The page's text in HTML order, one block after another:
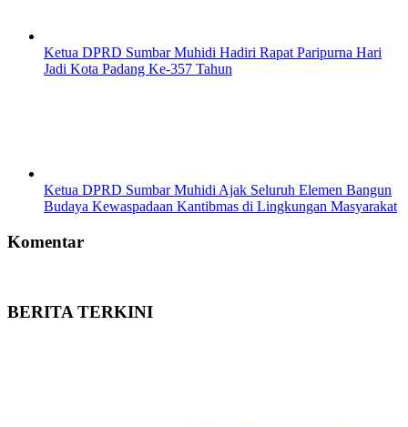
Ketua DPRD Sumbar Muhidi Hadiri Rapat Paripurna Hari
Jadi Kota Padang Ke-357 Tahun
Ketua DPRD Sumbar Muhidi Ajak Seluruh Elemen Bangun
Budaya Kewaspadaan Kantibmas di Lingkungan Masyarakat
Komentar
BERITA TERKINI